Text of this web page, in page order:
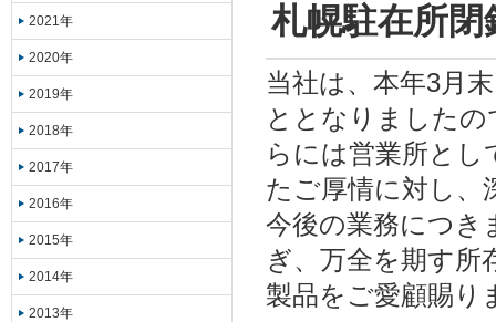
2021年
2020年
2019年
2018年
2017年
2016年
2015年
2014年
2013年
札幌駐在所
当社は、本年3月
ととなりました
らには営業所と
たご厚情に対し、
今後の業務につき
ぎ、万全を期す所
製品をご愛顧賜り